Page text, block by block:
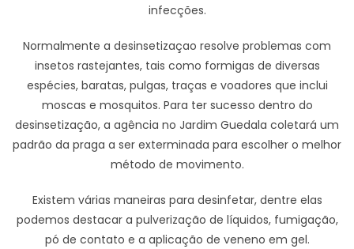
infecções.
Normalmente a desinsetizaçao resolve problemas com
insetos rastejantes, tais como formigas de diversas
espécies, baratas, pulgas, traças e voadores que inclui
moscas e mosquitos. Para ter sucesso dentro do
desinsetização, a agência no Jardim Guedala coletará um
padrão da praga a ser exterminada para escolher o melhor
método de movimento.
Existem várias maneiras para desinfetar, dentre elas
podemos destacar a pulverização de líquidos, fumigação,
pó de contato e a aplicação de veneno em gel.